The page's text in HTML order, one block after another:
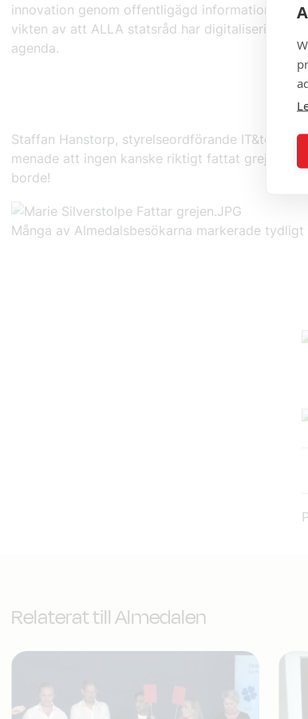
innovation genom offentligägd information”.
vikten av att ALLA statsråd har digitaliseringen
agenda.
Staffan Hanstorp, styrelseordförande
menade att ingen kanske riktigt fattat grejen
borde!
Många av Almedalsbesökarna markerade
Relaterat till Almedalen